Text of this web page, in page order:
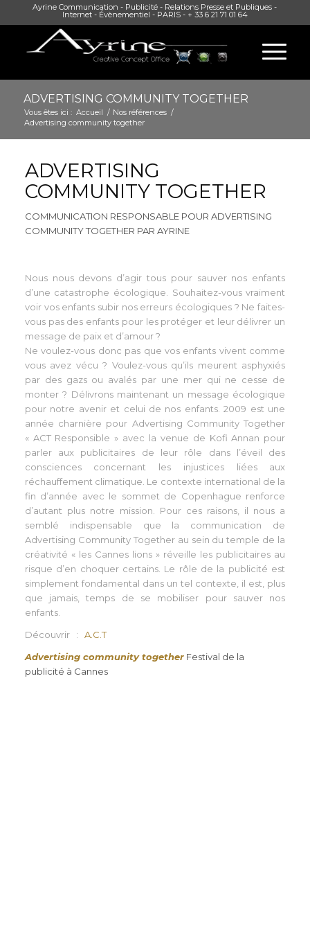
Ayrine Communication - Publicité - Relations Presse et Publiques -
Internet - Évènementiel - PARIS - + 33 6 21 71 01 64
ADVERTISING COMMUNITY TOGETHER
Vous êtes ici : Accueil / Nos références /
Advertising community together
ADVERTISING
COMMUNITY TOGETHER
COMMUNICATION RESPONSABLE POUR ADVERTISING
COMMUNITY TOGETHER PAR AYRINE
Nous nous devons d’agir tous pour sauver nos enfants
d’une catastrophe écologique. Souhaitez-vous vraiment
voir vos enfants subir nos erreurs écologiques ? Ne faites-
vous pas des enfants pour les protéger et leur délivrer un
message de paix et d’amour ?
Ne voulez-vous donc pas que vos enfants vivent comme
vous avez vécu ? Voulez-vous qu’ils meurent asphyxiés
par des gazs ou avalés par une mer qui ne cesse de
monter ? Délivrons maintenant un message écologique
pour notre avenir et celui de nos enfants. 2009 est une
année charnière pour Advertising Community Together
« ACT Responsible » avec la venue de Kofi Annan pour
parler aux publicitaires de leur rôle dans l’éveil des
consciences concernant les injustices liées aux
réchauffement climatique. Le contexte international de la
fin d’année avec le sommet de Copenhague renforce
d’autant plus notre mission. Pour ces raisons, il nous a
semblé indispensable que la communication de
Advertising Community Together au sein du temple de la
créativité « les Cannes lions » réveille les publicitaires au
risque d’en choquer certains. Le rôle de la publicité est
simplement fondamental dans un tel contexte, il est, plus
que jamais, temps de se mobiliser pour sauver nos
enfants.
Découvrir : A.C.T
Advertising community togetherFestival de la
publicité à Cannes